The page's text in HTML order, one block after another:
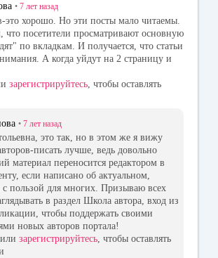
• 7 лет назад
это хорошо. Но эти посты мало читаемы.
что посетители просматривают основную
по вкладкам. И получается, что статьи
А когда уйдут на 2 страницу и
зарегистрируйтесь , чтобы оставлять
• 7 лет назад
это так, но в этом же я вижу
писать лучше, ведь довольно
материал переносится редактором в
если написано об актуальном,
с пользой для многих. Призываю всех
в раздел Школа автора, вход из
чтобы поддержать своими
новых авторов портала!
или зарегистрируйтесь, чтобы оставлять